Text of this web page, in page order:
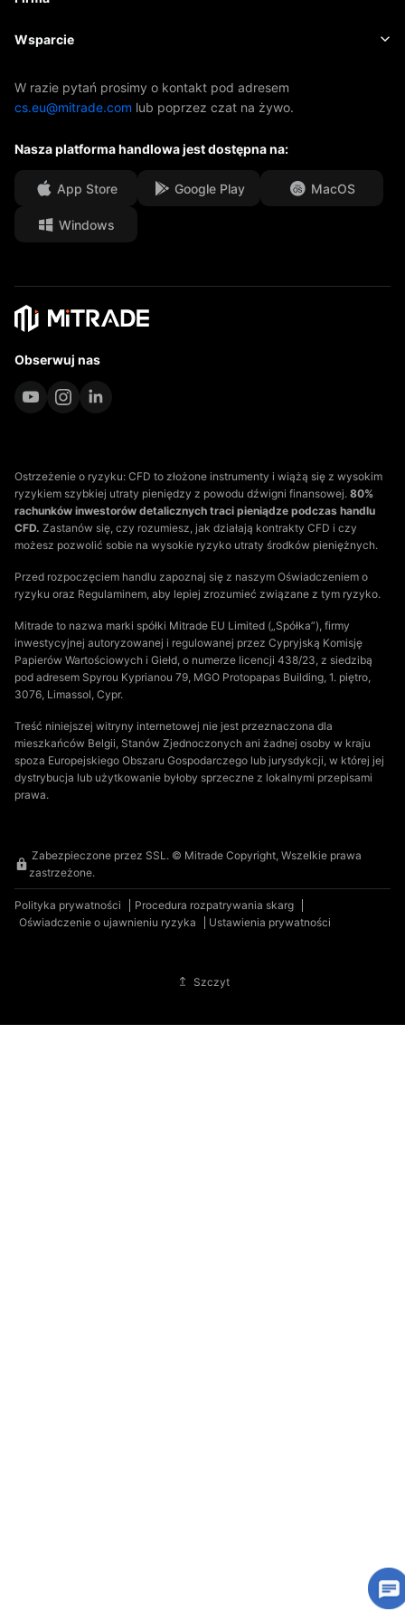
EBook
O firmie Mitrade
Nasze nagrody
Centrum medialne
Możliwości kariery
Dokumenty prawne
Wsparcie
Centrum pomocy
Często zadawane pytania
W razie pytań prosimy o kontakt pod adresem
cs.eu@mitrade.com lub poprzez czat na żywo.
Nasza platforma handlowa jest dostępna na:
App Store Google Play MacOS
Windows
Obserwuj nas
Ostrzeżenie o ryzyku: CFD to złożone instrumenty i wiążą się z wysokim
ryzykiem szybkiej utraty pieniędzy z powodu dźwigni finansowej. 80%
rachunków inwestorów detalicznych traci pieniądze podczas handlu
CFD. Zastanów się, czy rozumiesz, jak działają kontrakty CFD i czy
możesz pozwolić sobie na wysokie ryzyko utraty środków pieniężnych.
Przed rozpoczęciem handlu zapoznaj się z naszym Oświadczeniem o
ryzyku oraz Regulaminem, aby lepiej zrozumieć związane z tym ryzyko.
Mitrade to nazwa marki spółki Mitrade EU Limited („Spółka”), firmy
inwestycyjnej autoryzowanej i regulowanej przez Cypryjską Komisję
Papierów Wartościowych i Giełd, o numerze licencji 438/23, z siedzibą
pod adresem Spyrou Kyprianou 79, MGO Protopapas Building, 1. piętro,
3076, Limassol, Cypr.
Treść niniejszej witryny internetowej nie jest przeznaczona dla
mieszkańców Belgii, Stanów Zjednoczonych ani żadnej osoby w kraju
spoza Europejskiego Obszaru Gospodarczego lub jurysdykcji, w której jej
dystrybucja lub użytkowanie byłoby sprzeczne z lokalnymi przepisami
prawa.
Zabezpieczone przez SSL. © Mitrade Copyright, Wszelkie prawa
zastrzeżone.
Polityka prywatności
Procedura rozpatrywania skarg
Oświadczenie o ujawnieniu ryzyka
Ustawienia prywatności
Szczyt